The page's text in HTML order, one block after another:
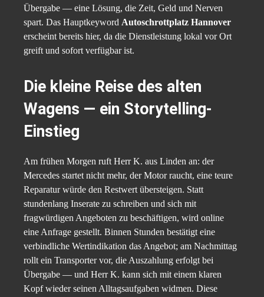
Übergabe — eine Lösung, die Zeit, Geld und Nerven
spart. Das Hauptkeyword Autoschrottplatz Hannover
erscheint bereits hier, da die Dienstleistung lokal vor Ort
greift und sofort verfügbar ist.
Die kleine Reise des alten
Wagens — ein Storytelling-
Einstieg
Am frühen Morgen ruft Herr K. aus Linden an: der
Mercedes startet nicht mehr, der Motor raucht, eine teure
Reparatur würde den Restwert übersteigen. Statt
stundenlang Inserate zu schreiben und sich mit
fragwürdigen Angeboten zu beschäftigen, wird online
eine Anfrage gestellt. Binnen Stunden bestätigt eine
verbindliche Wertindikation das Angebot; am Nachmittag
rollt ein Transporter vor, die Auszahlung erfolgt bei
Übergabe — und Herr K. kann sich mit einem klaren
Kopf wieder seinen Alltagsaufgaben widmen. Diese